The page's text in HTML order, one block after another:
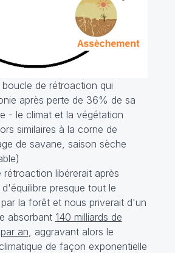
boucle de rétroaction qui
après perte de 36% de sa
- le climat et la végétation
similaires à la corne de
de savane, saison sèche
libérerait après
presque tout le
la forêt et nous priverait d'un
absorbant 140 milliards de
an , aggravant alors le
de façon exponentielle